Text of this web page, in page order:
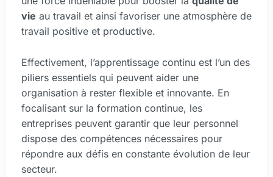
vie au travail et ainsi favoriser une atmosphère de
travail positive et productive.
Effectivement, l’apprentissage continu est l’un des
piliers essentiels qui peuvent aider une
organisation à rester flexible et innovante. En
focalisant sur la formation continue, les
entreprises peuvent garantir que leur personnel
dispose des compétences nécessaires pour
répondre aux défis en constante évolution de leur
secteur.